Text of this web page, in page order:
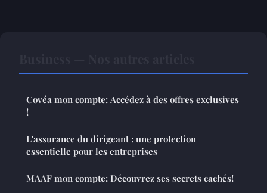
Covéa mon compte: Accédez à des offres exclusives
!
L'assurance du dirigeant : une protection
essentielle pour les entreprises
MAAF mon compte: Découvrez ses secrets cachés!